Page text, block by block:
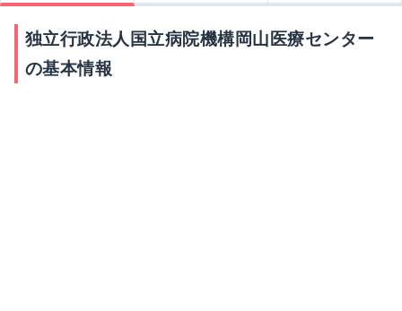
独立行政法人国立病院機構岡山医療センター
の基本情報